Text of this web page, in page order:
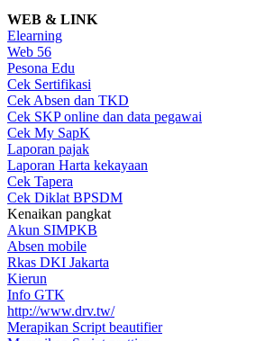
WEB & LINK
Elearning
Web 56
Pesona Edu
Cek Sertifikasi
Cek Absen dan TKD
Cek SKP online dan data pegawai
Cek My SapK
Laporan pajak
Laporan Harta kekayaan
Cek Tapera
Cek Diklat BPSDM
Kenaikan pangkat
Akun SIMPKB
Absen mobile
Rkas DKI Jakarta
Kierun
Info GTK
http://www.drv.tw/
Merapikan Script beautifier